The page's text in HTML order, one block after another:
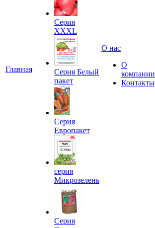
Главная
Серия
XXXL
Серия Белый
пакет
Серия
Европакет
серия
Микрозелень
Серия
О нас
О
компании
Контакты